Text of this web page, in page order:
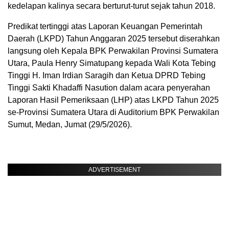
kedelapan kalinya secara berturut-turut sejak tahun 2018.
Predikat tertinggi atas Laporan Keuangan Pemerintah
Daerah (LKPD) Tahun Anggaran 2025 tersebut diserahkan
langsung oleh Kepala BPK Perwakilan Provinsi Sumatera
Utara, Paula Henry Simatupang kepada Wali Kota Tebing
Tinggi H. Iman Irdian Saragih dan Ketua DPRD Tebing
Tinggi Sakti Khadaffi Nasution dalam acara penyerahan
Laporan Hasil Pemeriksaan (LHP) atas LKPD Tahun 2025
se-Provinsi Sumatera Utara di Auditorium BPK Perwakilan
Sumut, Medan, Jumat (29/5/2026).
ADVERTISEMENT